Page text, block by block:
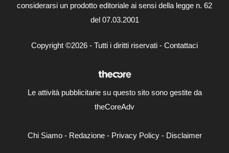
considerarsi un prodotto editoriale ai sensi della legge n. 62
del 07.03.2001
Copyright ©2026 - Tutti i diritti riservati - Contattaci
Le attività pubblicitarie su questo sito sono gestite da
theCoreAdv
Chi Siamo- Redazione- Privacy Policy- Disclaimer